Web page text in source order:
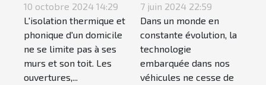
améliorent-ils
l'isolation de
votre domicile ?
10 octobre 2024 14:29
L'isolation thermique et
phonique d'un domicile
ne se limite pas à ses
murs et son toit. Les
ouvertures,...
tendances en
matière de
systèmes audio
pour véhicules
en 2024
7 juin 2024 22:59
Dans un monde en
constante évolution, la
technologie
embarquée dans nos
véhicules ne cesse de